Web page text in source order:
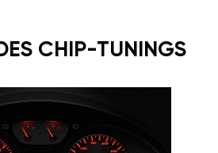
CHIP-TUNINGS